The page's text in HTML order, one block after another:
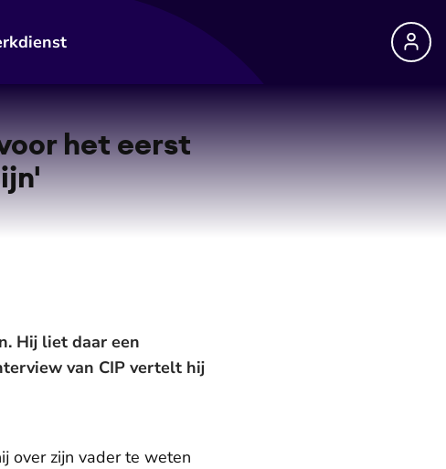
het eerst
Hij liet daar een
van CIP vertelt hij
over zijn vader te weten